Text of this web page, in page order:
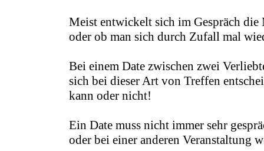
Meist entwickelt sich im Gespräch
oder ob man sich durch Zufall mal
Bei einem Date zwischen zwei
sich bei dieser Art von Treffen
kann oder nicht!
Ein Date muss nicht immer sehr
oder bei einer anderen Veranstaltung